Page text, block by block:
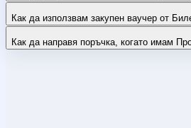
Как да използвам закупен ваучер от
Как да направя поръчка, когато имам